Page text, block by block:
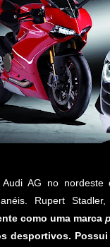
AG no
Rupert
como uma marca
desportivos.